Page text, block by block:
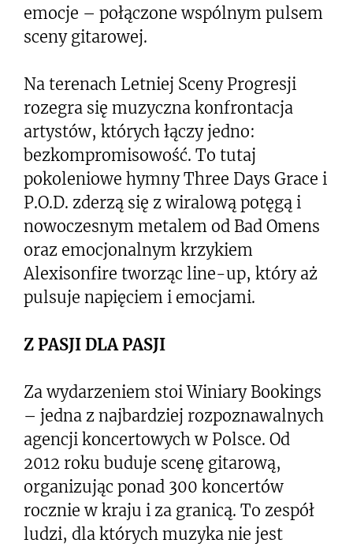
emocje – połączone wspólnym pulsem
sceny gitarowej.
Na terenach Letniej Sceny Progresji
rozegra się muzyczna konfrontacja
artystów, których łączy jedno:
bezkompromisowość. To tutaj
pokoleniowe hymny Three Days Grace i
P.O.D. zderzą się z wiralową potęgą i
nowoczesnym metalem od Bad Omens
oraz emocjonalnym krzykiem
Alexisonfire tworząc line-up, który aż
pulsuje napięciem i emocjami.
Z PASJI DLA PASJI
Za wydarzeniem stoi Winiary Bookings
– jedna z najbardziej rozpoznawalnych
agencji koncertowych w Polsce. Od
2012 roku buduje scenę gitarową,
organizując ponad 300 koncertów
rocznie w kraju i za granicą. To zespół
ludzi, dla których muzyka nie jest